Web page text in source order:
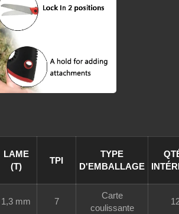
scie à main japonaise avec
LAME
(T)
TPI
TYPE
D'EMBALLAGE
1,3 mm 7
Carte
coulissante